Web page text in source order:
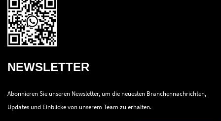
NEWSLETTER
Abonnieren Sie unseren Newsletter, um die neuesten Branchennachrichten,
Updates und Einblicke von unserem Team zu erhalten.